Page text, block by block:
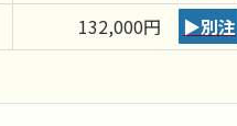
132,000円 ▶別注